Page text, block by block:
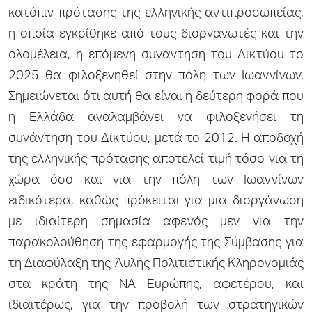
κατόπιν πρότασης της ελληνικής αντιπροσωπείας,
η οποία εγκρίθηκε από τους διοργανωτές και την
ολομέλεια, η επόμενη συνάντηση του Δικτύου το
2025 θα φιλοξενηθεί στην πόλη των Ιωαννίνων.
Σημειώνεται ότι αυτή θα είναι η δεύτερη φορά που
η Ελλάδα αναλαμβάνει να φιλοξενήσει τη
συνάντηση του Δικτύου, μετά το 2012. Η αποδοχή
της ελληνικής πρότασης αποτελεί τιμή τόσο για τη
χώρα όσο και για την πόλη των Ιωαννίνων
ειδικότερα, καθώς πρόκειται για μια διοργάνωση
με ιδιαίτερη σημασία αφενός μεν για την
παρακολούθηση της εφαρμογής της Σύμβασης για
τη Διαφύλαξη της Άυλης Πολιτιστικής Κληρονομιάς
στα κράτη της ΝΑ Ευρώπης, αφετέρου, και
ιδιαιτέρως, για την προβολή των στρατηγικών